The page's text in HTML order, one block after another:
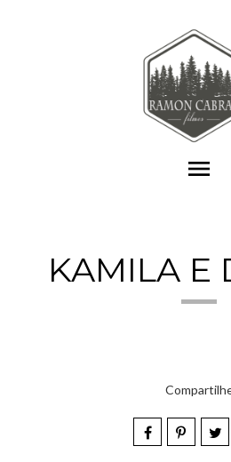
menu
KAMILA E